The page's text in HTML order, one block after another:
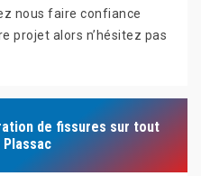
nous faire confiance
projet alors n’hésitez pas
de fissures sur tout